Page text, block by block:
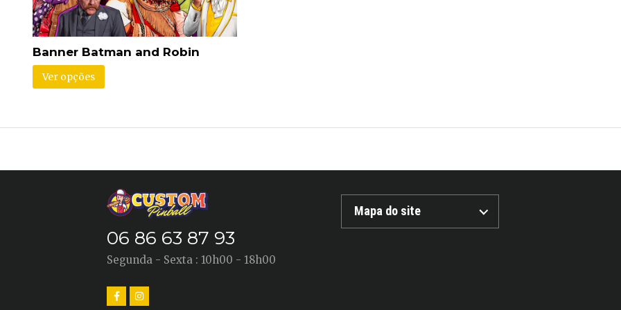
Banner Batman and Robin
Ver opções
06 86 63 87 93
Segunda - Sexta : 10h00 - 18h00
Mapa do site